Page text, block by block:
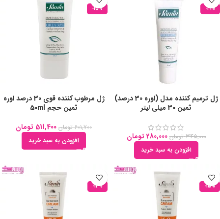
-19%
ژل ترمیم کننده مدل (اوره 30 درصد)
ثمین 30 میلی لیتر
345,000 تومان 280,000 تومان
افزودن به سبد خرید
-15%
ژل مرطوب کننده قوی 30 درصد اوره
ثمین حجم 50ml
601,700 تومان 511,400 تومان
افزودن به سبد خرید
-15%
-13%